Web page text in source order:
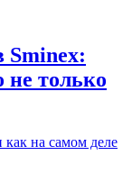
Sminex:
не только